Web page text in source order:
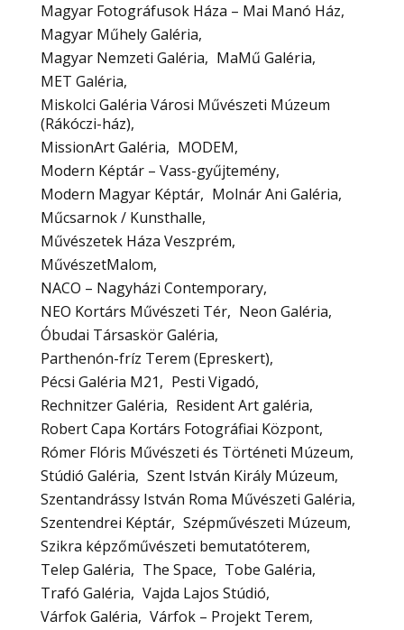
Magyar Fotográfusok Háza – Mai Manó Ház
Magyar Műhely Galéria
Magyar Nemzeti Galéria
MaMű Galéria
MET Galéria
Miskolci Galéria Városi Művészeti Múzeum
(Rákóczi-ház)
MissionArt Galéria
MODEM
Modern Képtár – Vass-gyűjtemény
Modern Magyar Képtár
Molnár Ani Galéria
Műcsarnok / Kunsthalle
Művészetek Háza Veszprém
MűvészetMalom
NACO – Nagyházi Contemporary
NEO Kortárs Művészeti Tér
Neon Galéria
Óbudai Társaskör Galéria
Parthenón-fríz Terem (Epreskert)
Pécsi Galéria M21
Pesti Vigadó
Rechnitzer Galéria
Resident Art galéria
Robert Capa Kortárs Fotográfiai Központ
Rómer Flóris Művészeti és Történeti Múzeum
Stúdió Galéria
Szent István Király Múzeum
Szentandrássy István Roma Művészeti Galéria
Szentendrei Képtár Szépművészeti Múzeum
Szikra képzőművészeti bemutatóterem
Telep Galéria
The Space
Tobe Galéria
Trafó Galéria
Vajda Lajos Stúdió
Várfok Galéria
Várfok – Projekt Terem